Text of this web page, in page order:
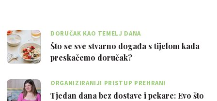
DORUČAK KAO TEMELJ DANA
Što se sve stvarno događa s tijelom kada
preskačemo doručak?
ORGANIZIRANIJI PRISTUP PREHRANI
Tjedan dana bez dostave i pekare: Evo što